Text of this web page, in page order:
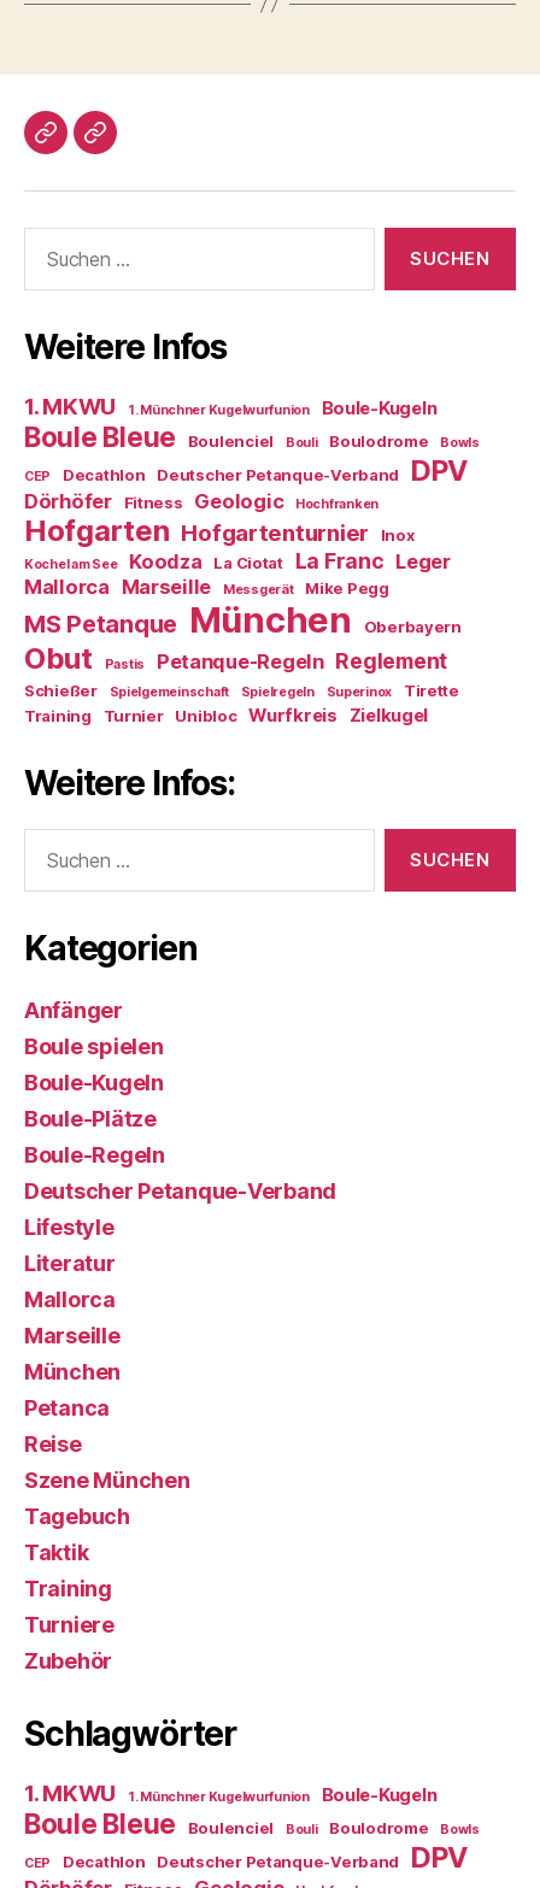
Impressum/DatSchutz
Beliebte
nach:
Weitere Infos
1. MKWU 1. Münchner Kugelwurfunion Boule-Kugeln
Boule Bleue Boulenciel Bouli Boulodrome Bowls
CEP Decathlon Deutscher Petanque-Verband DPV
Dörhöfer Fitness Geologic Hochfranken
Hofgarten Hofgartenturnier Inox
Kochel am See Koodza La Ciotat La Franc Leger
Mallorca Marseille Messgerät Mike Pegg
MS Petanque München Oberbayern
Obut Pastis Petanque-Regeln Reglement
Schießer Spielgemeinschaft Spielregeln Superinox
Tirette
Training
Turnier Unibloc Wurfkreis Zielkugel
Weitere Infos:
nach:
Kategorien
Anfänger
Boule spielen
Boule-Kugeln
Boule-Plätze
Boule-Regeln
Deutscher Petanque-Verband
Lifestyle
Literatur
Mallorca
Marseille
München
Petanca
Reise
Szene München
Tagebuch
Taktik
Training
Turniere
Zubehör
Schlagwörter
1. MKWU 1. Münchner Kugelwurfunion Boule-Kugeln
Boule Bleue Boulenciel Bouli Boulodrome Bowls
CEP Decathlon Deutscher Petanque-Verband DPV